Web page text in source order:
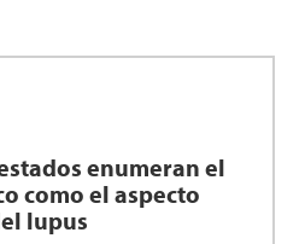
enumeran el
como el aspecto
lupus